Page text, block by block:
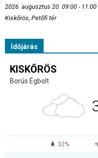
2026. augusztus 20. 09:00 - 11:00
Kiskőrös, Petőfi tér
Időjárás
KISKŐRÖS
Borús Égbolt
32%